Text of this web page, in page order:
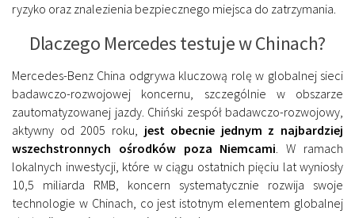
ryzyko oraz znalezienia bezpiecznego miejsca do zatrzymania.
Dlaczego Mercedes testuje w Chinach?
Mercedes-Benz China odgrywa kluczową rolę w globalnej sieci
badawczo-rozwojowej koncernu, szczególnie w obszarze
zautomatyzowanej jazdy. Chiński zespół badawczo-rozwojowy,
aktywny od 2005 roku, jest obecnie jednym z najbardziej
wszechstronnych ośrodków poza Niemcami. W ramach
lokalnych inwestycji, które w ciągu ostatnich pięciu lat wyniosły
10,5 miliarda RMB, koncern systematycznie rozwija swoje
technologie w Chinach, co jest istotnym elementem globalnej